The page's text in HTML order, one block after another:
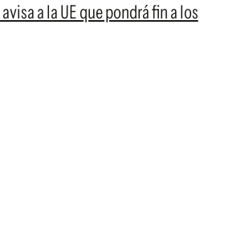
a la UE que pondrá fin a los